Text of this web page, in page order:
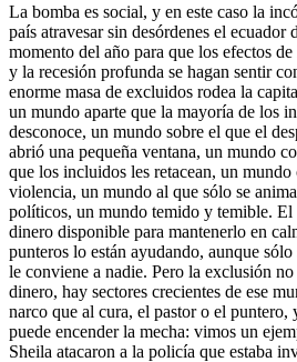
La bomba es social, y en este caso la
país atravesar sin desórdenes el ecuador
momento del año para que los efectos
y la recesión profunda se hagan sentir
enorme masa de excluidos rodea la
un mundo aparte que la mayoría de los
desconoce, un mundo sobre el que el
abrió una pequeña ventana, un mundo
que los incluidos les retacean, un mundo
violencia, un mundo al que sólo se
políticos, un mundo temido y temible. El
dinero disponible para mantenerlo en
punteros lo están ayudando, aunque
le conviene a nadie. Pero la exclusión
dinero, hay sectores crecientes de ese
narco que al cura, el pastor o el puntero,
puede encender la mecha: vimos un
Sheila atacaron a la policía que estaba